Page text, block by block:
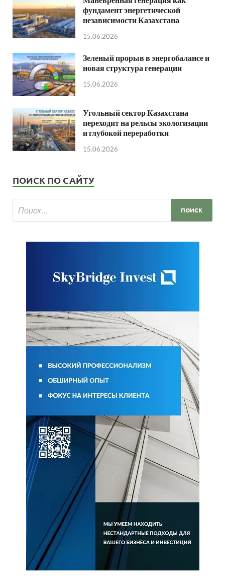
фундамент энергетической
независимости Казахстана
15.06.2026
Зеленый прорыв в энергобалансе и
новая структура генерации
15.06.2026
Угольный сектор Казахстана
переходит на рельсы экологизации
и глубокой переработки
15.06.2026
ПОИСК ПО САЙТУ